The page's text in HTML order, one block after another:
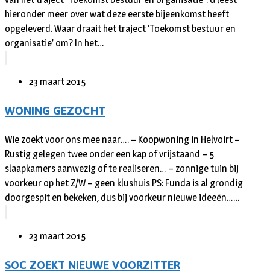
hieronder meer over wat deze eerste bijeenkomst heeft
opgeleverd. Waar draait het traject ‘Toekomst bestuur en
organisatie’ om? In het…
23 maart 2015
WONING GEZOCHT
Wie zoekt voor ons mee naar…. – Koopwoning in Helvoirt –
Rustig gelegen twee onder een kap of vrijstaand – 5
slaapkamers aanwezig of te realiseren… – zonnige tuin bij
voorkeur op het Z/W – geen klushuis PS: Funda is al grondig
doorgespit en bekeken, dus bij voorkeur nieuwe ideeën……
23 maart 2015
SOC ZOEKT NIEUWE VOORZITTER